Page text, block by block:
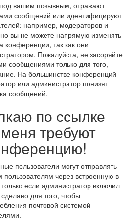
вашим позывным, отражают
сообщений или идентифицируют
например, модераторов и
вы не можете напрямую изменять
конференции, так как они
Пожалуйста, не засоряйте
сообщениями только для того,
На большинстве конференций
или администратор понизят
сообщений.
по ссылке
требуют
пользователи могут отправлять
через встроенную в
если администратор включил
для того, чтобы
почтовой системой